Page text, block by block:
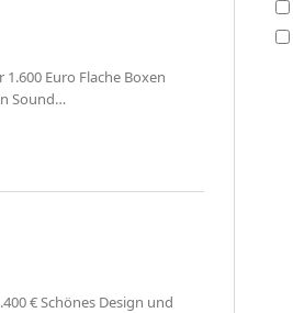
1.600 Euro Flache Boxen
Sound…
€ Schönes Design und